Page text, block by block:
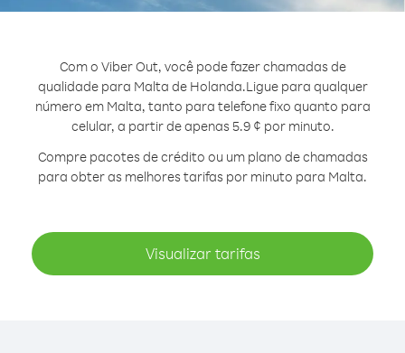
Com o Viber Out, você pode fazer chamadas de
qualidade para Malta de Holanda.Ligue para qualquer
número em Malta, tanto para telefone fixo quanto para
celular, a partir de apenas 5.9 ¢ por minuto.
Compre pacotes de crédito ou um plano de chamadas
para obter as melhores tarifas por minuto para Malta.
Visualizar tarifas